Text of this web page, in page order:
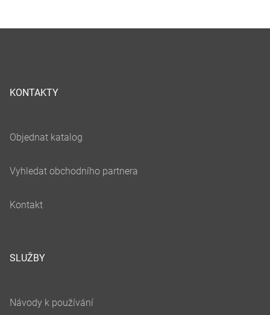
KONTAKTY
SLUŽBY